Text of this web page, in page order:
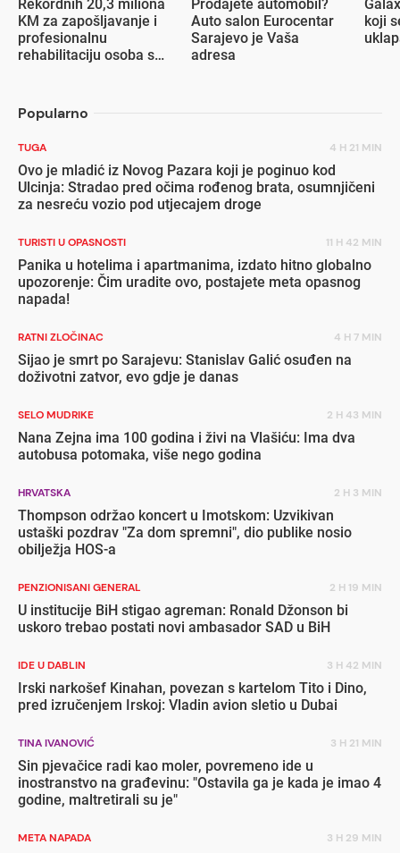
Rekordnih 20,3 miliona
KM za zapošljavanje i
profesionalnu
rehabilitaciju osoba s
Prodajete automobil?
Auto salon Eurocentar
Sarajevo je Vaša
adresa
koji
Popularno
TUGA 4 H 21 MIN
Ovo je mladić iz Novog Pazara koji je poginuo kod
Ulcinja: Stradao pred očima rođenog brata, osumnjičeni
za nesreću vozio pod utjecajem droge
TURISTI U OPASNOSTI 11 H 42 MIN
Panika u hotelima i apartmanima, izdato hitno globalno
upozorenje: Čim uradite ovo, postajete meta opasnog
napada!
RATNI ZLOČINAC 4 H 7 MIN
Sijao je smrt po Sarajevu: Stanislav Galić osuđen na
doživotni zatvor, evo gdje je danas
SELO MUDRIKE 2 H 43 MIN
Nana Zejna ima 100 godina i živi na Vlašiću: Ima dva
autobusa potomaka, više nego godina
HRVATSKA 2 H 3 MIN
Thompson održao koncert u Imotskom: Uzvikivan
ustaški pozdrav "Za dom spremni", dio publike nosio
obilježja HOS-a
PENZIONISANI GENERAL 2 H 19 MIN
U institucije BiH stigao agreman: Ronald Džonson bi
uskoro trebao postati novi ambasador SAD u BiH
IDE U DABLIN 3 H 42 MIN
Irski narkošef Kinahan, povezan s kartelom Tito i Dino,
pred izručenjem Irskoj: Vladin avion sletio u Dubai
TINA IVANOVIĆ 3 H 21 MIN
Sin pjevačice radi kao moler, povremeno ide u
inostranstvo na građevinu: "Ostavila ga je kada je imao 4
godine, maltretirali su je"
META NAPADA 3 H 29 MIN